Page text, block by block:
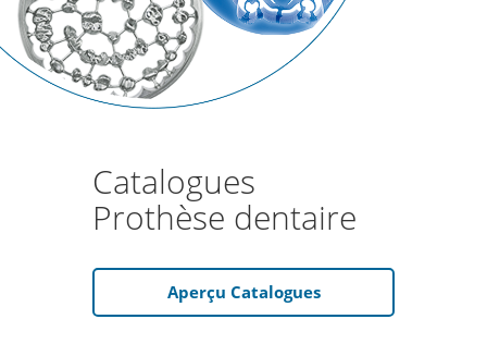
Catalogues
Prothèse dentaire
Aperçu Catalogues